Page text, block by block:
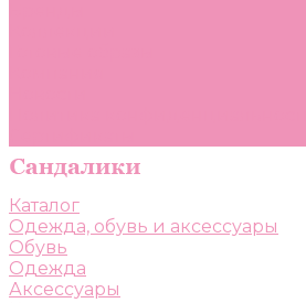
Каталог
Одежда, обувь и аксессуары
Обувь
Одежда
Аксессуары